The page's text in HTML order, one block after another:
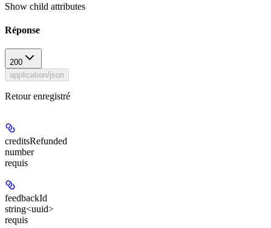
Show child attributes
Réponse
200
application/json
Retour enregistré
creditsRefunded
number
requis
feedbackId
string<uuid>
requis